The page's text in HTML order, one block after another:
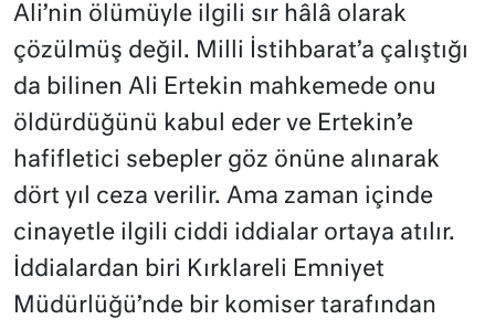
Ali’nin ölümüyle ilgili sır hâlâ olarak
çözülmüş değil. Milli İstihbarat’a çalıştığı
da bilinen Ali Ertekin mahkemede onu
öldürdüğünü kabul eder ve Ertekin’e
hafifletici sebepler göz önüne alınarak
dört yıl ceza verilir. Ama zaman içinde
cinayetle ilgili ciddi iddialar ortaya atılır.
İddialardan biri Kırklareli Emniyet
Müdürlüğü’nde bir komiser tarafından